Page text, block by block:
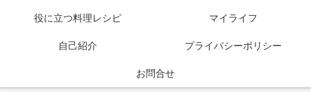
役に立つ料理レシピ マイライフ
自己紹介 プライバシーポリシー
お問合せ